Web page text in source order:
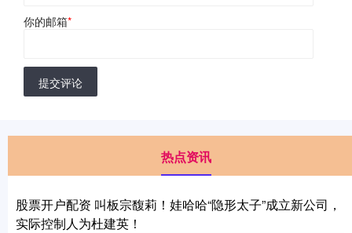
你的邮箱*
提交评论
热点资讯
股票开户配资 叫板宗馥莉！娃哈哈“隐形太子”成立新公司，
实际控制人为杜建英！